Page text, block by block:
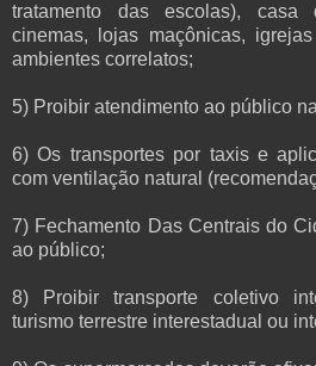
tratamento das escolas), casa
cinemas, lojas maçônicas,
ambientes correlatos;
5) Proibir atendimento ao público
6) Os transportes por taxis e
com ventilação natural
7) Fechamento Das Centrais do
ao público;
8) Proibir transporte coletivo
turismo terrestre interestadual ou